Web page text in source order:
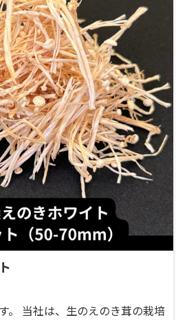
。 当社は、生のえのき茸の栽培